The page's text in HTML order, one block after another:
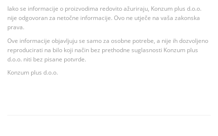
Iako se informacije o proizvodima redovito ažuriraju, Konzum plus d.o.o.
nije odgovoran za netočne informacije. Ovo ne utječe na vaša zakonska
prava.
Ove informacije objavljuju se samo za osobne potrebe, a nije ih dozvoljeno
reproducirati na bilo koji način bez prethodne suglasnosti Konzum plus
d.o.o. niti bez pisane potvrde.
Konzum plus d.o.o.